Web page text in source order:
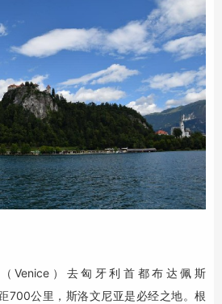
）去匈牙利首都布达佩斯
700公里，斯洛文尼亚是必经之地。根